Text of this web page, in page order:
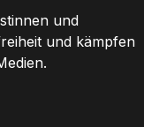
und
und kämpfen